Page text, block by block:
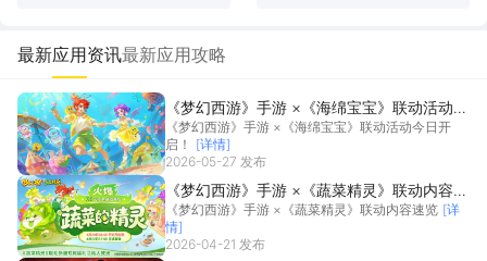
最新应用资讯最新应用攻略
《梦幻西游》手游 ×《海绵宝宝》联动活动今
日开启！
《梦幻西游》手游 ×《海绵宝宝》联动活动今日开
启！
[详情]
2026-05-27 发布
《梦幻西游》手游 ×《蔬菜精灵》联动内容速
览
《梦幻西游》手游 ×《蔬菜精灵》联动内容速览 [详
情]
2026-04-21 发布